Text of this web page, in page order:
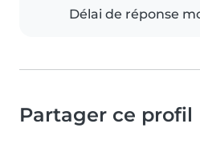
Délai de réponse
Partager ce profil